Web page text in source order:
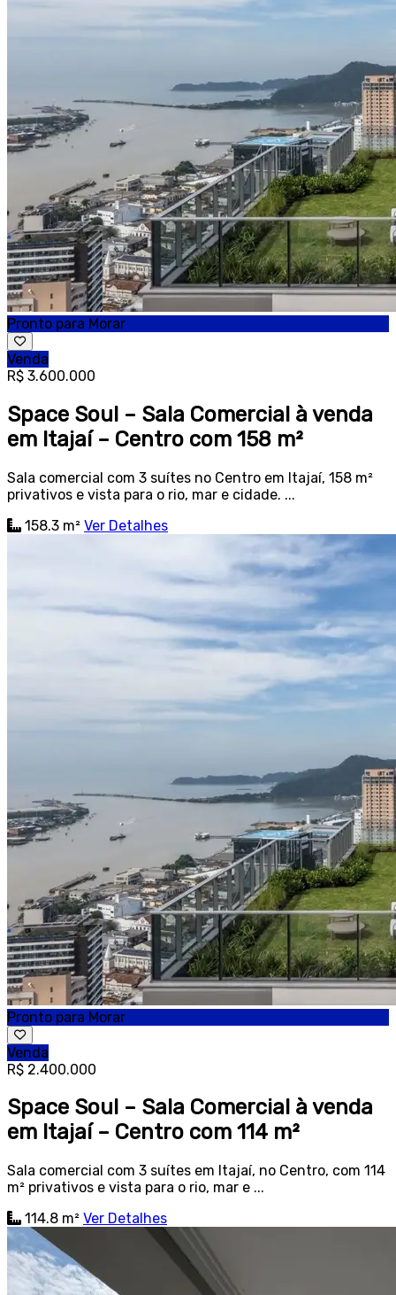
Pronto para Morar
Venda
R$ 3.600.000
Space Soul – Sala Comercial à venda
em Itajaí – Centro com 158 m²
Sala comercial com 3 suítes no Centro em Itajaí, 158 m²
privativos e vista para o rio, mar e cidade. ...
158.3 m² Ver Detalhes
Pronto para Morar
Venda
R$ 2.400.000
Space Soul – Sala Comercial à venda
em Itajaí – Centro com 114 m²
Sala comercial com 3 suítes em Itajaí, no Centro, com 114
m² privativos e vista para o rio, mar e ...
114.8 m² Ver Detalhes